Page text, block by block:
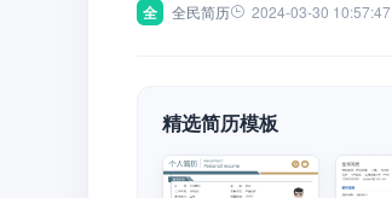
全 全民简历 2024-03-30 10:57:47
精选简历模板